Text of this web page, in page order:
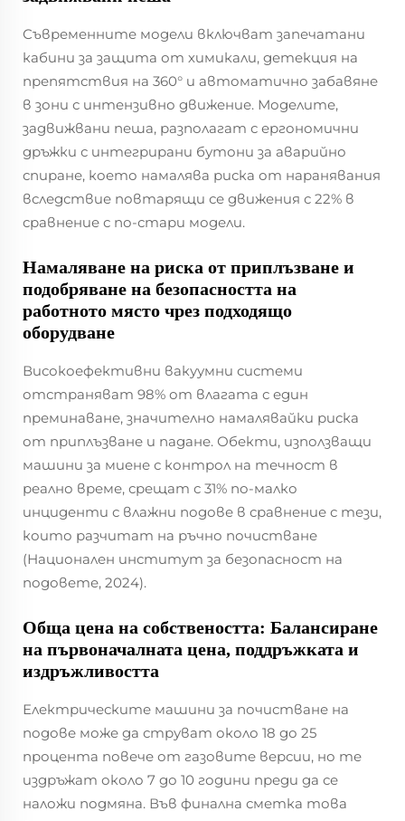
Съвременните модели включват запечатани
кабини за защита от химикали, детекция на
препятствия на 360° и автоматично забавяне
в зони с интензивно движение. Моделите,
задвижвани пеша, разполагат с ергономични
дръжки с интегрирани бутони за аварийно
спиране, което намалява риска от наранявания
вследствие повтарящи се движения с 22% в
сравнение с по-стари модели.
Намаляване на риска от приплъзване и
подобряване на безопасността на
работното място чрез подходящо
оборудване
Високоефективни вакуумни системи
отстраняват 98% от влагата с един
преминаване, значително намалявайки риска
от приплъзване и падане. Обекти, използващи
машини за миене с контрол на течност в
реално време, срещат с 31% по-малко
инциденти с влажни подове в сравнение с тези,
които разчитат на ръчно почистване
(Национален институт за безопасност на
подовете, 2024).
Обща цена на собствеността: Балансиране
на първоначалната цена, поддръжката и
издръжливостта
Електрическите машини за почистване на
подове може да струват около 18 до 25
процента повече от газовите версии, но те
издръжат около 7 до 10 години преди да се
наложи подмяна. Във финална сметка това